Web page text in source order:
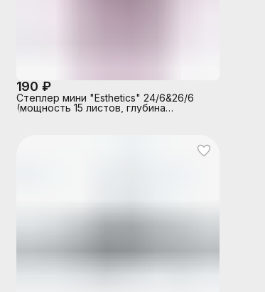
190 ₽
Степлер мини "Esthetics" 24/6&26/6
(мощность 15 листов, глубина
блистерной упаковке, цвет бургунди,